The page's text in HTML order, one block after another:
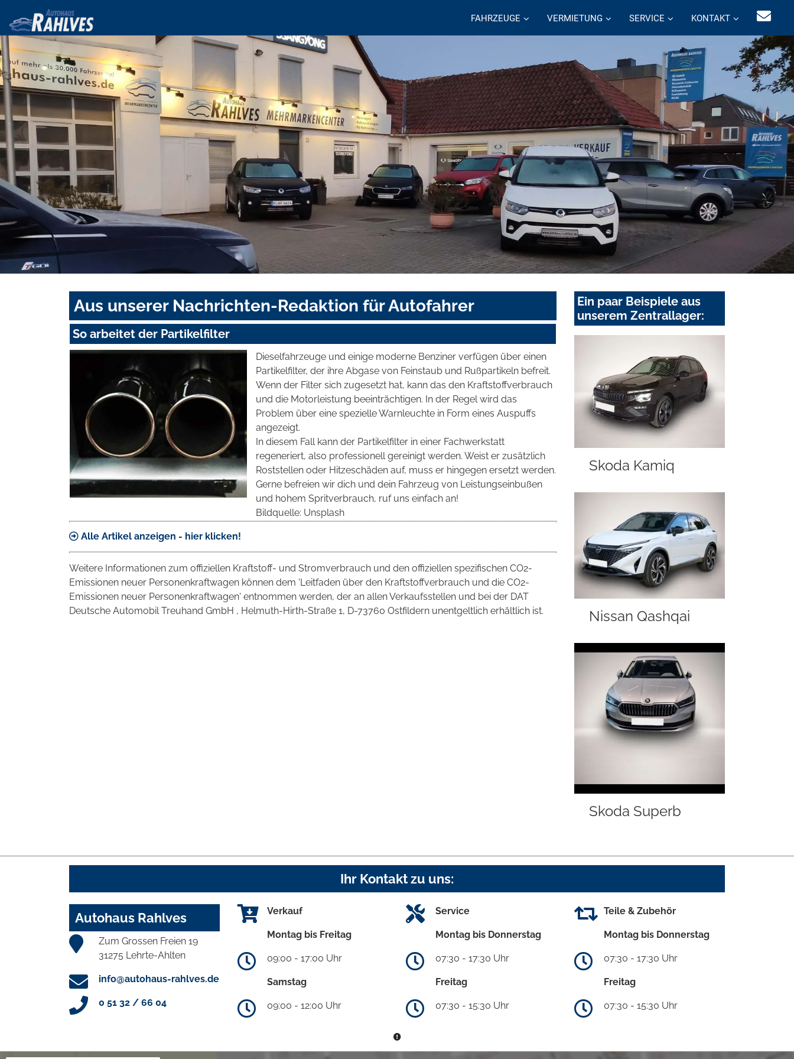
FAHRZEUGE VERMIETUNG SERVICE KONTAKT
Aus unserer Nachrichten-Redaktion für Autofahrer
So arbeitet der Partikelfilter
Dieselfahrzeuge und einige moderne Benziner verfügen über einen
Partikelfilter, der ihre Abgase von Feinstaub und Rußpartikeln befreit.
Wenn der Filter sich zugesetzt hat, kann das den Kraftstoffverbrauch
und die Motorleistung beeinträchtigen. In der Regel wird das
Problem über eine spezielle Warnleuchte in Form eines Auspuffs
angezeigt.
In diesem Fall kann der Partikelfilter in einer Fachwerkstatt
regeneriert, also professionell gereinigt werden. Weist er zusätzlich
Roststellen oder Hitzeschäden auf, muss er hingegen ersetzt werden.
Gerne befreien wir dich und dein Fahrzeug von Leistungseinbußen
und hohem Spritverbrauch, ruf uns einfach an!
Bildquelle: Unsplash
Alle Artikel anzeigen - hier klicken!
Weitere Informationen zum offiziellen Kraftstoff- und Stromverbrauch und den offiziellen spezifischen CO2-
Emissionen neuer Personenkraftwagen können dem 'Leitfaden über den Kraftstoffverbrauch und die CO2-
Emissionen neuer Personenkraftwagen' entnommen werden, der an allen Verkaufsstellen und bei der DAT
Deutsche Automobil Treuhand GmbH , Helmuth-Hirth-Straße 1, D-73760 Ostfildern unentgeltlich erhältlich ist.
Ein paar Beispiele aus
unserem Zentrallager:
Skoda Kamiq
Nissan Qashqai
Skoda Superb
Ihr Kontakt zu uns:
Autohaus Rahlves
Zum Grossen Freien 19
31275 Lehrte-Ahlten
info@autohaus-rahlves.de
0 51 32 / 66 04
Verkauf
Montag bis Freitag
09:00 - 17:00 Uhr
Samstag
09:00 - 12:00 Uhr
Service
Montag bis Donnerstag
07:30 - 17:30 Uhr
Freitag
07:30 - 15:30 Uhr
Teile & Zubehör
Montag bis Donnerstag
07:30 - 17:30 Uhr
Freitag
07:30 - 15:30 Uhr